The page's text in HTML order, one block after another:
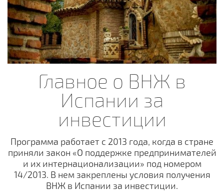
Главное о ВНЖ в
Испании за
инвестиции
Программа работает с 2013 года, когда в стране
приняли закон «О поддержке предпринимателей
и их интернационализации» под номером
14/2013. В нем закреплены условия получения
ВНЖ в Испании за инвестиции.